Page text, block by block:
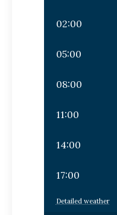
02:00
05:00
08:00
11:00
14:00
17:00
Detailed weather